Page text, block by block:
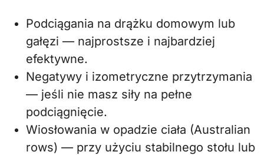
Podciągania na drążku domowym lub
gałęzi — najprostsze i najbardziej
efektywne.
Negatywy i izometryczne przytrzymania
— jeśli nie masz siły na pełne
podciągnięcie.
Wiosłowania w opadzie ciała (Australian
rows) — przy użyciu stabilnego stołu lub